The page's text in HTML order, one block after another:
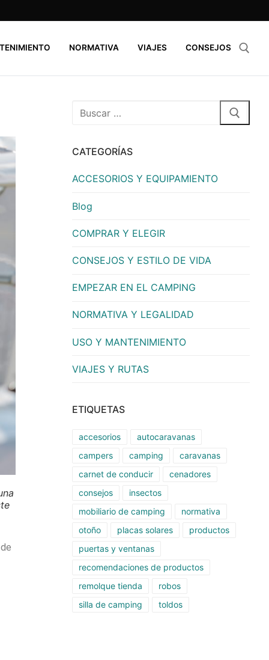
NORMATIVA VIAJES CONSEJOS
CATEGORÍAS
ACCESORIOS Y EQUIPAMIENTO
Blog
COMPRAR Y ELEGIR
CONSEJOS Y ESTILO DE VIDA
EMPEZAR EN EL CAMPING
NORMATIVA Y LEGALIDAD
USO Y MANTENIMIENTO
VIAJES Y RUTAS
ETIQUETAS
accesorios
autocaravanas
campers
camping
caravanas
carnet de conducir
cenadores
consejos
insectos
mobiliario de camping
normativa
otoño
placas solares
productos
puertas y ventanas
recomendaciones de productos
remolque tienda
robos
silla de camping
toldos